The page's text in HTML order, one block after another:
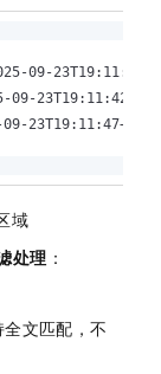
09-
09-
域
处理 ：
文匹配，不